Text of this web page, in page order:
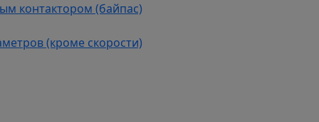
контактором (байпас)
(кроме скорости)